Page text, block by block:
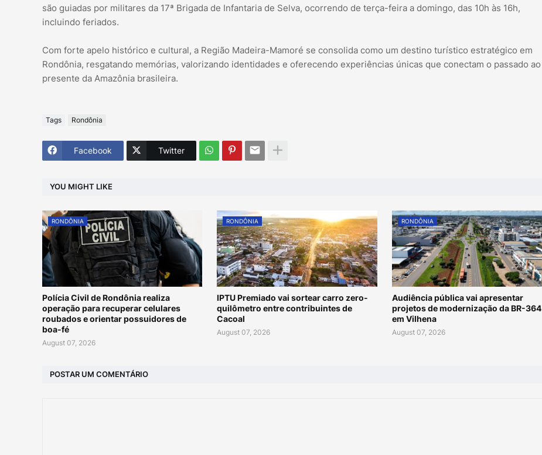
são guiadas por militares da 17ª Brigada de Infantaria de Selva, ocorrendo de terça-feira a domingo, das 10h às 16h,
incluindo feriados.
Com forte apelo histórico e cultural, a Região Madeira-Mamoré se consolida como um destino turístico estratégico em
Rondônia, resgatando memórias, valorizando identidades e oferecendo experiências únicas que conectam o passado ao
presente da Amazônia brasileira.
Tags Rondônia
Facebook Twitter
YOU MIGHT LIKE
RONDÔNIA
Polícia Civil de Rondônia realiza
operação para recuperar celulares
roubados e orientar possuidores de
boa-fé
August 07, 2026
RONDÔNIA
IPTU Premiado vai sortear carro zero-
quilômetro entre contribuintes de
Cacoal
August 07, 2026
RONDÔNIA
Audiência pública vai apresentar
projetos de modernização da BR-364
em Vilhena
August 07, 2026
POSTAR UM COMENTÁRIO